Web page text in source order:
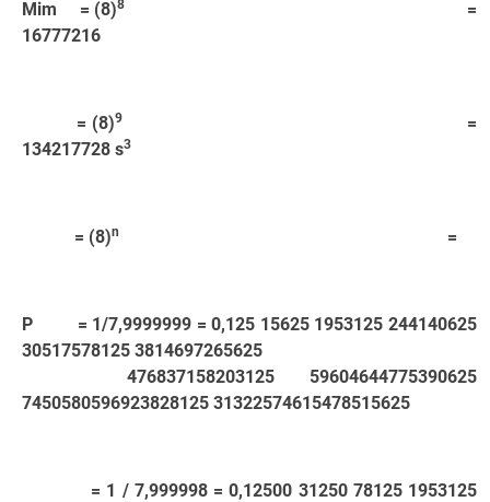
Mim = (8)8
=
16777216
= (8)9=
134217728 s3
= (8)n =
P = 1/7,9999999 = 0,125 15625 1953125 244140625
30517578125 3814697265625
476837158203125 59604644775390625
7450580596923828125 31322574615478515625
= 1 / 7,999998 = 0,12500 31250 78125 1953125